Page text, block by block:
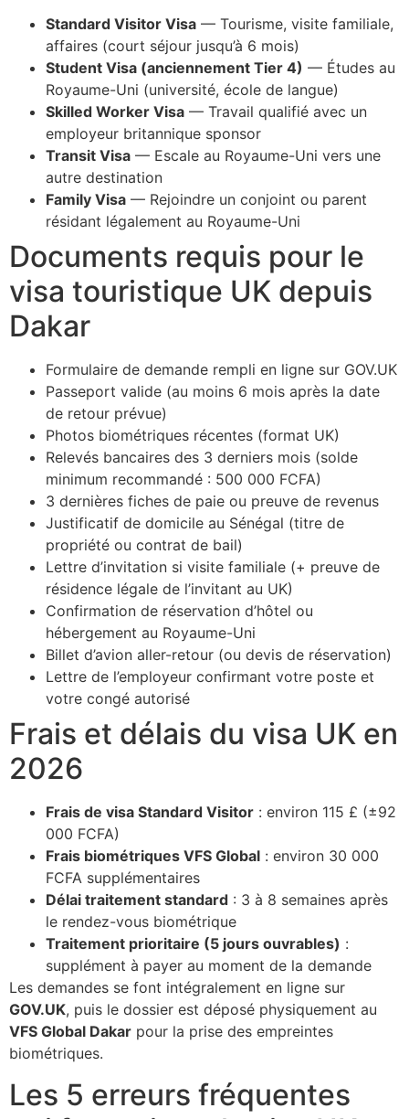
Standard Visitor Visa — Tourisme, visite familiale,
affaires (court séjour jusqu’à 6 mois)
Student Visa (anciennement Tier 4) — Études au
Royaume-Uni (université, école de langue)
Skilled Worker Visa — Travail qualifié avec un
employeur britannique sponsor
Transit Visa — Escale au Royaume-Uni vers une
autre destination
Family Visa — Rejoindre un conjoint ou parent
résidant légalement au Royaume-Uni
Documents requis pour le
visa touristique UK depuis
Dakar
Formulaire de demande rempli en ligne sur GOV.UK
Passeport valide (au moins 6 mois après la date
de retour prévue)
Photos biométriques récentes (format UK)
Relevés bancaires des 3 derniers mois (solde
minimum recommandé : 500 000 FCFA)
3 dernières fiches de paie ou preuve de revenus
Justificatif de domicile au Sénégal (titre de
propriété ou contrat de bail)
Lettre d’invitation si visite familiale (+ preuve de
résidence légale de l’invitant au UK)
Confirmation de réservation d’hôtel ou
hébergement au Royaume-Uni
Billet d’avion aller-retour (ou devis de réservation)
Lettre de l’employeur confirmant votre poste et
votre congé autorisé
Frais et délais du visa UK en
2026
Frais de visa Standard Visitor : environ 115 £ (±92
000 FCFA)
Frais biométriques VFS Global : environ 30 000
FCFA supplémentaires
Délai traitement standard : 3 à 8 semaines après
le rendez-vous biométrique
Traitement prioritaire (5 jours ouvrables) :
supplément à payer au moment de la demande
Les demandes se font intégralement en ligne sur
GOV.UK, puis le dossier est déposé physiquement au
VFS Global Dakar pour la prise des empreintes
biométriques.
Les 5 erreurs fréquentes